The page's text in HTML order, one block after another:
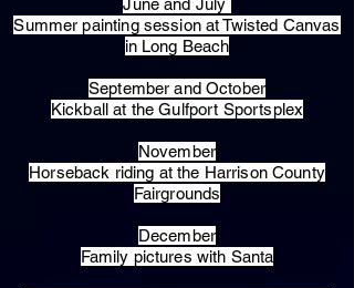
June and July
Summer painting session at Twisted Canvas
in Long Beach
September and October
Kickball at the Gulfport Sportsplex
November
Horseback riding at the Harrison County
Fairgrounds
December
Family pictures with Santa